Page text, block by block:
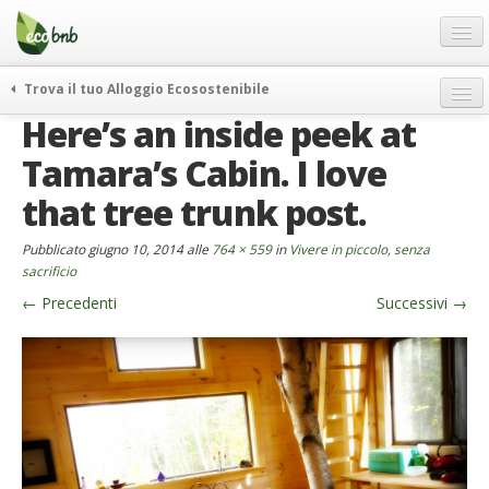
Menu
Salta
contenuto
Offerte Speciali
Regali
FAQ
Chi Siamo
Partner
Contatti
Italiano
German
English
Spanish
Trova il tuo Alloggio Ecosostenibile
weekend green
curiosità
vivere e viaggiare verde
news ed eventi
Here’s an inside peek at
Tamara’s Cabin. I love
that tree trunk post.
Pubblicatogiugno 10, 2014alle 764 × 559in Vivere in piccolo, senza
sacrificio
← Precedenti Successivi →